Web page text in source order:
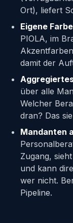
Ort), liefert
Eigene
PIOLA, im
damit der
über alle
Welcher
dran? Das
Mandanten
Zugang,
und kann
wer nicht.
Pipeline.